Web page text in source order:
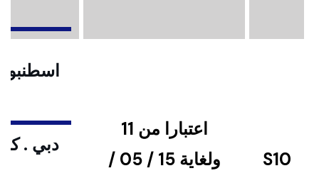
S10
اعتبارا من 11
ولغاية 15 / 05 /
دبي .